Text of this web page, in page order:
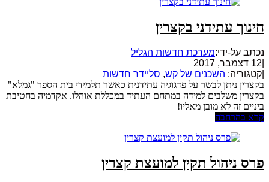
חינוך עתידני בקצרין
נכתב על-ידי:מערכת חדשות הגליל
12 דצמבר, 2017
קטגוריה: השכנים של קש, סליידר חדשות
בקצרין ניתן לבשר על פדגוגיה עתידנית כאשר תלמידי בית הספר "גמלא"
בקצרין משלבים למידה במתחם העתיד במכללת אוהלו. אקדמיה בחטיבת
ביניים זה לא מובן מאליו!
קרא בהרחבה
פרס ניהול תקין למועצת קצרין